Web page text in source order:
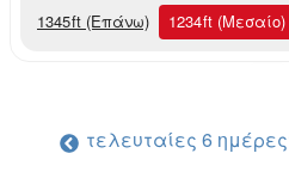
1345ft (Επάνω) 1234ft (Μεσαίο)
τελευταίες 6 ημέρες